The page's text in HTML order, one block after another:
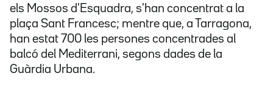
els Mossos d'Esquadra, s'han concentrat a la
plaça Sant Francesc; mentre que, a Tarragona,
han estat 700 les persones concentrades al
balcó del Mediterrani, segons dades de la
Guàrdia Urbana.